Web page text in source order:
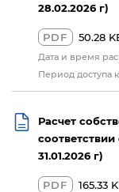
28.02.2026 г)
PDF 50.28
Дата и время
Период доступа
Расчет
31.01.2026 г)
PDF 165.33